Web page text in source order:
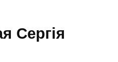
Сергія